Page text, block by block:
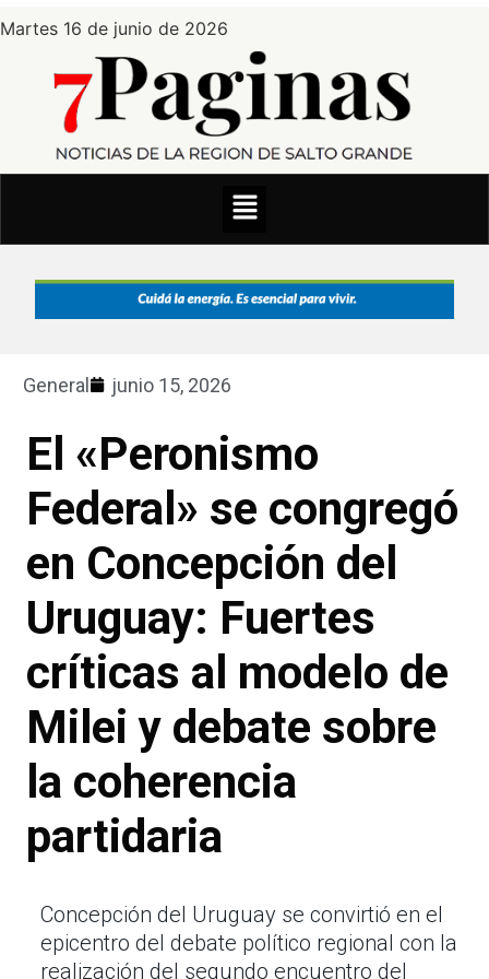
Martes 16 de junio de 2026
General junio 15, 2026
El «Peronismo
Federal» se congregó
en Concepción del
Uruguay: Fuertes
críticas al modelo de
Milei y debate sobre
la coherencia
partidaria
Concepción del Uruguay se convirtió en el
epicentro del debate político regional con la
realización del segundo encuentro del